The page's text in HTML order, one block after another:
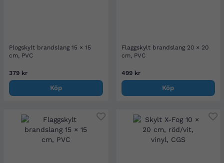
Plogskylt brandslang 15 × 15
cm, PVC
379 kr
Köp
Flaggskylt brandslang 20 × 20
cm, PVC
499 kr
Köp